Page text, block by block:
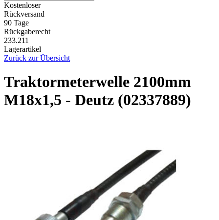
Kostenloser
Rückversand
90 Tage
Rückgaberecht
233.211
Lagerartikel
Zurück zur Übersicht
Traktormeterwelle 2100mm
M18x1,5 - Deutz (02337889)